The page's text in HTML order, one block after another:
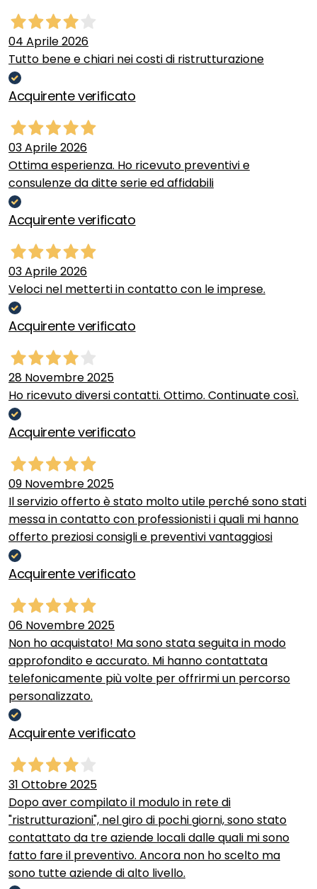
04 Aprile 2026
Tutto bene e chiari nei costi di ristrutturazione
Acquirente verificato
03 Aprile 2026
Ottima esperienza. Ho ricevuto preventivi e
consulenze da ditte serie ed affidabili
Acquirente verificato
03 Aprile 2026
Veloci nel metterti in contatto con le imprese.
Acquirente verificato
28 Novembre 2025
Ho ricevuto diversi contatti. Ottimo. Continuate così.
Acquirente verificato
09 Novembre 2025
Il servizio offerto è stato molto utile perché sono stati
messa in contatto con professionisti i quali mi hanno
offerto preziosi consigli e preventivi vantaggiosi
Acquirente verificato
06 Novembre 2025
Non ho acquistato! Ma sono stata seguita in modo
approfondito e accurato. Mi hanno contattata
telefonicamente più volte per offrirmi un percorso
personalizzato.
Acquirente verificato
31 Ottobre 2025
Dopo aver compilato il modulo in rete di
"ristrutturazioni", nel giro di pochi giorni, sono stato
contattato da tre aziende locali dalle quali mi sono
fatto fare il preventivo. Ancora non ho scelto ma
sono tutte aziende di alto livello.